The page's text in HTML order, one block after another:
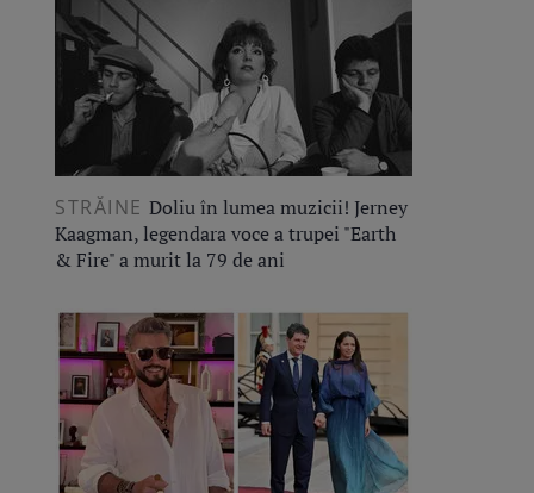
STRĂINE Doliu în lumea muzicii! Jerney
Kaagman, legendara voce a trupei "Earth
& Fire" a murit la 79 de ani